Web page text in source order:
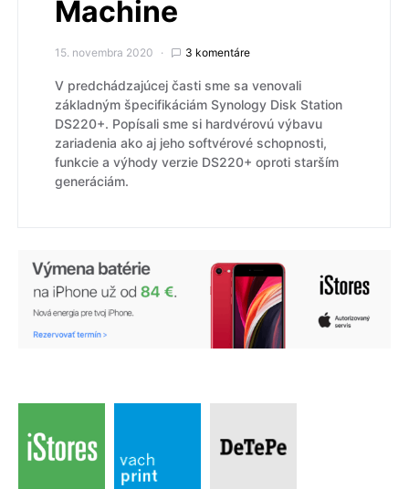
Machine
15. novembra 2020 3 komentáre
V predchádzajúcej časti sme sa venovali
základným špecifikáciám Synology Disk Station
DS220+. Popísali sme si hardvérovú výbavu
zariadenia ako aj jeho softvérové schopnosti,
funkcie a výhody verzie DS220+ oproti starším
generáciám.